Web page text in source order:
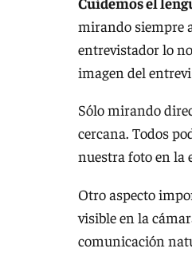
mirando siempre
entrevistador lo
imagen del
Sólo mirando
cercana. Todos
nuestra foto en la
Otro aspecto
visible en la
comunicación